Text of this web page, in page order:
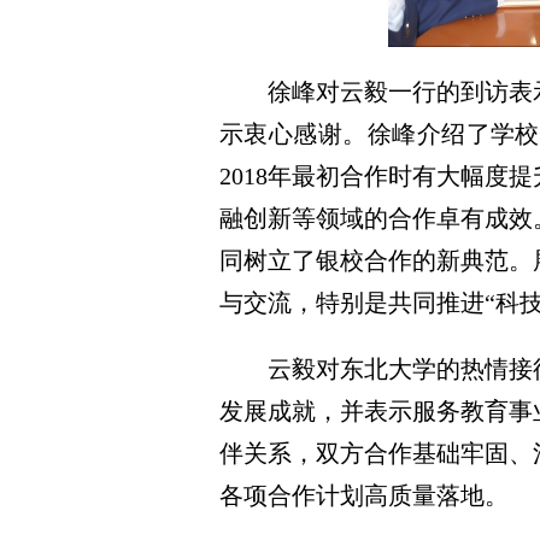
徐峰对云毅一行的到访
示衷心感谢。徐峰介绍了学
2018年最初合作时有大幅度
融创新等领域的合作卓有成
同树立了银校合作的新典范
与交流，特别是共同推进“科
云毅对东北大学的热情
发展成就，并表示服务教育
伴关系，双方合作基础牢固
各项合作计划高质量落地。